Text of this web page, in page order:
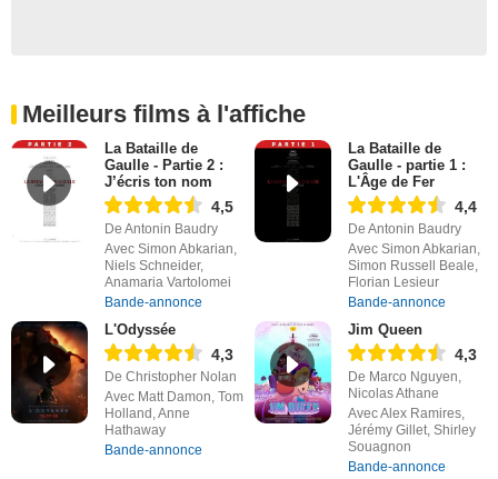
Meilleurs films à l'affiche
La Bataille de
Gaulle - Partie 2 :
J’écris ton nom
4,5
De Antonin Baudry
Avec Simon Abkarian,
Niels Schneider,
Anamaria Vartolomei
Bande-annonce
La Bataille de
Gaulle - partie 1 :
L'Âge de Fer
4,4
De Antonin Baudry
Avec Simon Abkarian,
Simon Russell Beale,
Florian Lesieur
Bande-annonce
L'Odyssée
4,3
De Christopher Nolan
Avec Matt Damon, Tom
Holland, Anne
Hathaway
Bande-annonce
Jim Queen
4,3
De Marco Nguyen,
Nicolas Athane
Avec Alex Ramires,
Jérémy Gillet, Shirley
Souagnon
Bande-annonce